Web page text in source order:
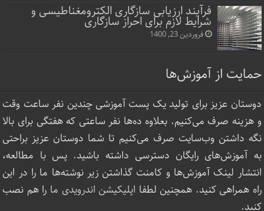
فرآیند ارزیابی سازگاری الکترومغناطیسی و
شرایط لازم برای احراز سازگاری
فروردین 23, 1400
حمایت از آموزش‌ها
دوستان عزیز برای تولید یک پست آموزشی چندین نفر ساعت‌ وقت
و هزینه صرف می‌کنیم. بعلاوه ده‌ها نفر ساعتی که هفتگی برای بالا
نگه داشتن وب‌سایت صرف ‌می‌کنیم تا شما دوستان عزیز براحتی
به آموزش‌های رایگان دسترسی داشته باشید. پس با مطالعه،
انتشار لینک‌ آموزش‌ها و کامنت گذاشتن زیر نوشته‌‌ها ما را در این
راه همراهی کنید. همچنین لطفا اپلیکیشن اندرویدی ما را هم نصب
کنید.